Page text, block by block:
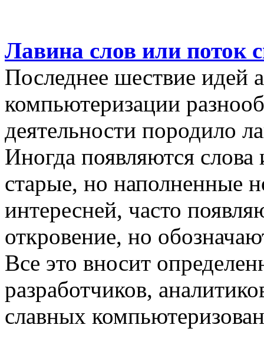
Лавина слов или поток
Последнее шествие идей
компьютеризации
деятельности породило
Иногда появляются
старые, но наполненные
интересней, часто
откровение, но
Все это вносит
разработчиков,
славных